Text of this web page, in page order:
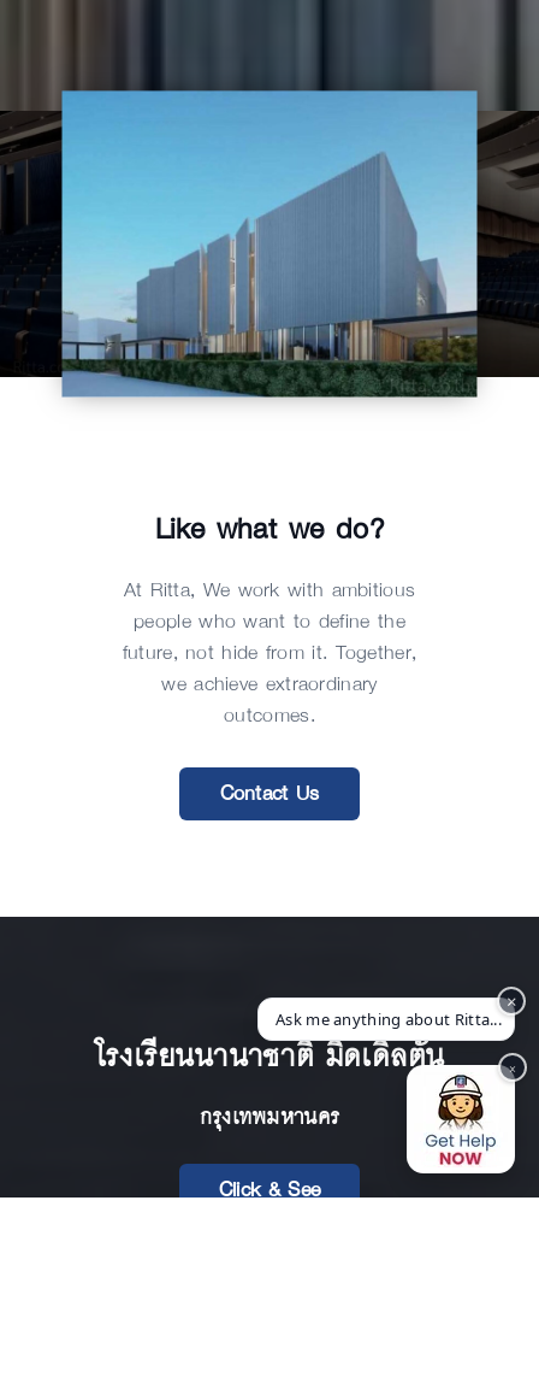
Like what we do?
At Ritta, We work with ambitious
people who want to define the
future, not hide from it. Together,
we achieve extraordinary
outcomes.
Contact Us
โรงเรียนนานาชาติ มิดเดิลตัน
กรุงเทพมหานคร
Click & See
×
Ask me anything about Ritta...
×